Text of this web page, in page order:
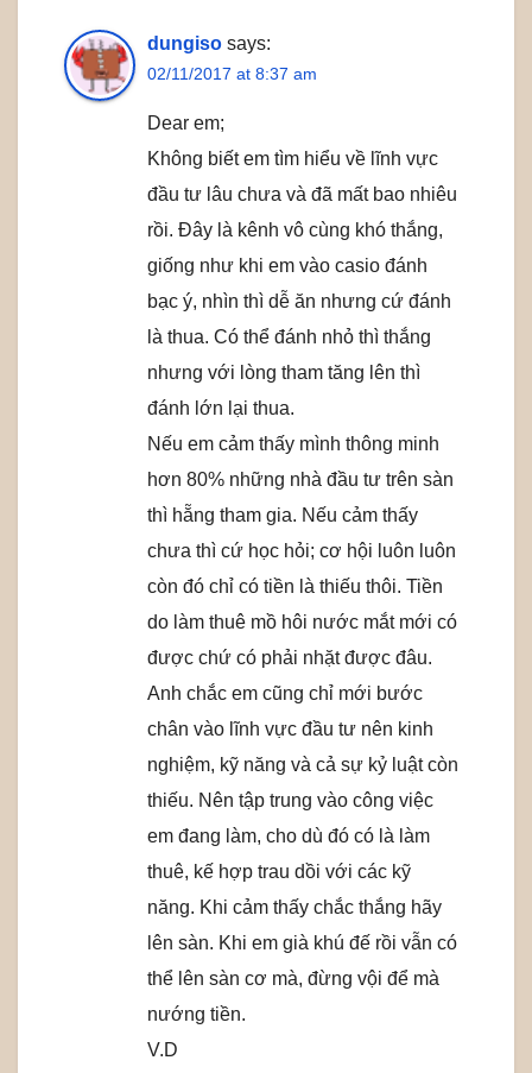
dungiso says:
02/11/2017 at 8:37 am
Dear em;
Không biết em tìm hiểu về lĩnh vực
đầu tư lâu chưa và đã mất bao nhiêu
rồi. Đây là kênh vô cùng khó thắng,
giống như khi em vào casio đánh
bạc ý, nhìn thì dễ ăn nhưng cứ đánh
là thua. Có thể đánh nhỏ thì thắng
nhưng với lòng tham tăng lên thì
đánh lớn lại thua.
Nếu em cảm thấy mình thông minh
hơn 80% những nhà đầu tư trên sàn
thì hẵng tham gia. Nếu cảm thấy
chưa thì cứ học hỏi; cơ hội luôn luôn
còn đó chỉ có tiền là thiếu thôi. Tiền
do làm thuê mồ hôi nước mắt mới có
được chứ có phải nhặt được đâu.
Anh chắc em cũng chỉ mới bước
chân vào lĩnh vực đầu tư nên kinh
nghiệm, kỹ năng và cả sự kỷ luật còn
thiếu. Nên tập trung vào công việc
em đang làm, cho dù đó có là làm
thuê, kế hợp trau dồi với các kỹ
năng. Khi cảm thấy chắc thắng hãy
lên sàn. Khi em già khú đế rồi vẫn có
thể lên sàn cơ mà, đừng vội để mà
nướng tiền.
V.D